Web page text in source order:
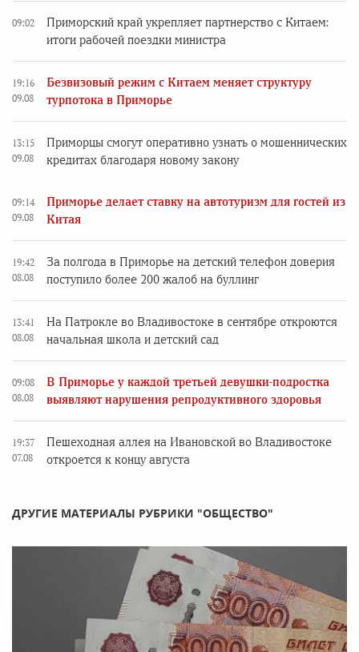
09:02
Приморский край укрепляет партнерство с Китаем:
итоги рабочей поездки министра
19:16
09.08
Безвизовый режим с Китаем меняет структуру
турпотока в Приморье
13:15
09.08
Приморцы смогут оперативно узнать о мошеннических
кредитах благодаря новому закону
09:14
09.08
Приморье делает ставку на автотуризм для гостей из
Китая
19:42
08.08
За полгода в Приморье на детский телефон доверия
поступило более 200 жалоб на буллинг
13:41
08.08
На Патрокле во Владивостоке в сентябре откроются
начальная школа и детский сад
09:08
08.08
В Приморье у каждой третьей девушки-подростка
выявляют нарушения репродуктивного здоровья
19:37
07.08
Пешеходная аллея на Ивановской во Владивостоке
откроется к концу августа
ДРУГИЕ МАТЕРИАЛЫ РУБРИКИ "ОБЩЕСТВО"